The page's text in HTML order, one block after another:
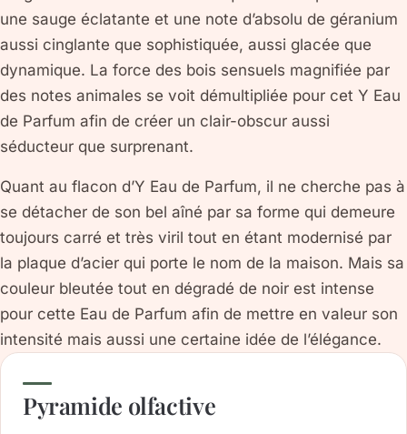
une sauge éclatante et une note d’absolu de géranium
aussi cinglante que sophistiquée, aussi glacée que
dynamique. La force des bois sensuels magnifiée par
des notes animales se voit démultipliée pour cet Y Eau
de Parfum afin de créer un clair-obscur aussi
séducteur que surprenant.
Quant au flacon d’Y Eau de Parfum, il ne cherche pas à
se détacher de son bel aîné par sa forme qui demeure
toujours carré et très viril tout en étant modernisé par
la plaque d’acier qui porte le nom de la maison. Mais sa
couleur bleutée tout en dégradé de noir est intense
pour cette Eau de Parfum afin de mettre en valeur son
intensité mais aussi une certaine idée de l’élégance.
Pyramide olfactive